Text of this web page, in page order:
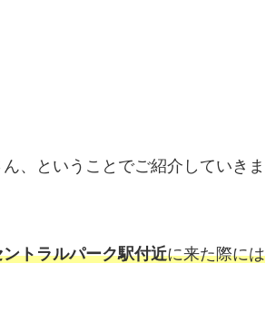
ん、ということでご紹介していきま
トラルパーク駅付近に来た際には